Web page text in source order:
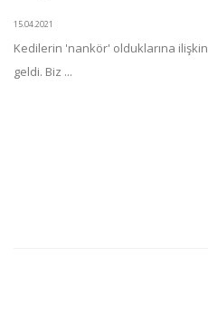
15.04.2021
Kedilerin 'nankör' olduklarına
geldi. Biz ...